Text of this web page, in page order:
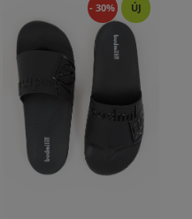
- 30% ÚJ